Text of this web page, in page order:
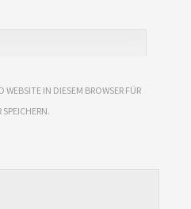
WEBSITE IN DIESEM BROWSER FÜR